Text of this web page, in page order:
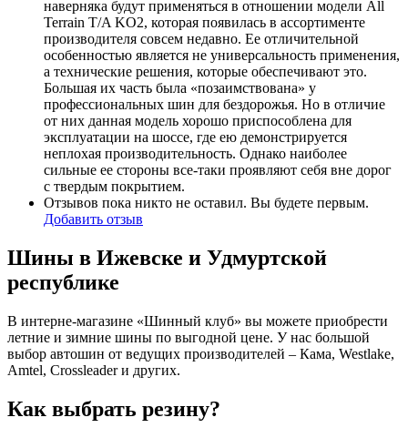
наверняка будут применяться в отношении модели All
Terrain T/A KO2, которая появилась в ассортименте
производителя совсем недавно. Ее отличительной
особенностью является не универсальность применения,
а технические решения, которые обеспечивают это.
Большая их часть была «позаимствована» у
профессиональных шин для бездорожья. Но в отличие
от них данная модель хорошо приспособлена для
эксплуатации на шоссе, где ею демонстрируется
неплохая производительность. Однако наиболее
сильные ее стороны все-таки проявляют себя вне дорог
с твердым покрытием.
Отзывов пока никто не оставил. Вы будете первым.
Добавить отзыв
Шины в Ижевске и Удмуртской
республике
В интерне-магазине «Шинный клуб» вы можете приобрести
летние и зимние шины по выгодной цене. У нас большой
выбор автошин от ведущих производителей – Кама, Westlake,
Amtel, Crossleader и других.
Как выбрать резину?